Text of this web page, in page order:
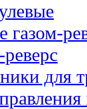
газом-
для